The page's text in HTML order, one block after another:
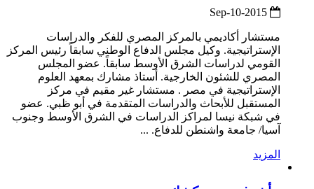
مستشار أكاديمي بالمركز المصري للفكر والدراسات
الإستراتيجية. وكيل مجلس الدفاع الوطني سابقاً رئيس المركز
القومي لدراسات الشرق الأوسط سابقاً. عضو المجلس
المصري للشئون الخارجية. أستاذ مشارك بمعهد العلوم
الإستراتيجية في مصر . مستشار غير مقيم في مركز
المستقبل للأبحاث والدراسات المتقدمة في أبو ظبي. عضو
في شبكة نيسا لمراكز الدراسات في الشرق الأوسط وجنوب
آسيا/ جامعة واشنطن للدفاع. ...
المزيد